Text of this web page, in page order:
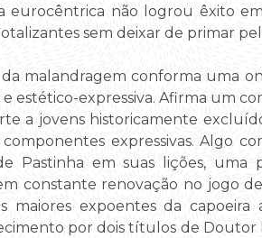
eurocêntrica não logrou êxito
sem deixar de primar
malandragem conforma uma
estético-expressiva. Afirma um
a jovens historicamente
expressivas. Algo
Pastinha em suas lições, uma
constante renovação no jogo
maiores expoentes da
por dois títulos de Doutor